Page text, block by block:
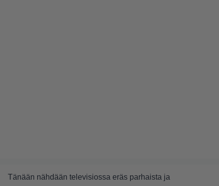
Tänään nähdään televisiossa eräs parhaista ja